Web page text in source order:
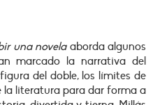
una novelaaborda algunos
marcado la narrativa del
del doble, los límites de
la literatura para dar forma a